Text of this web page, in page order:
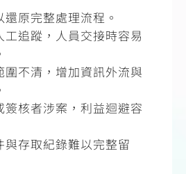
原完整處理流程。
工追蹤，人員交接時容易
圍不清，增加資訊外流與
簽核者涉案，利益迴避容
與存取紀錄難以完整留